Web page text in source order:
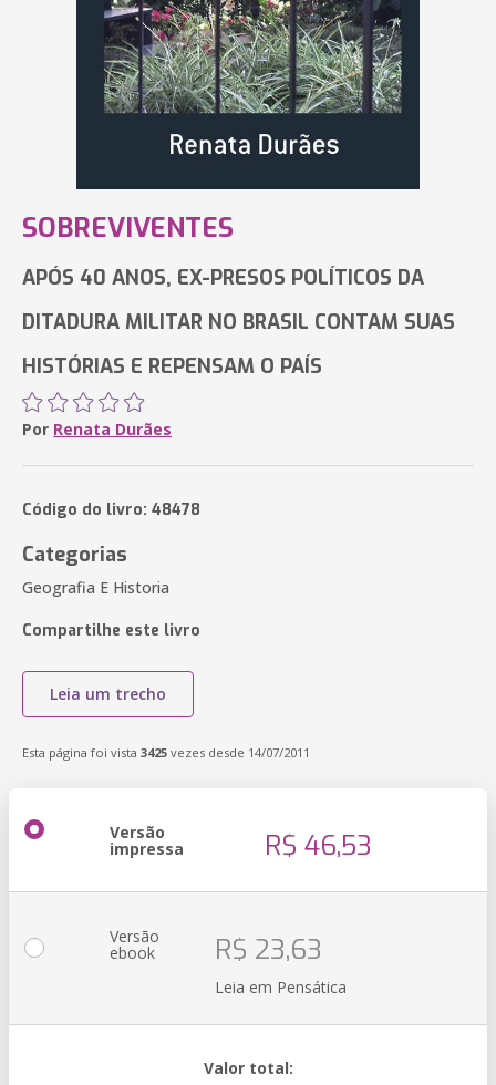
SOBREVIVENTES
APÓS 40 ANOS, EX-PRESOS POLÍTICOS DA
DITADURA MILITAR NO BRASIL CONTAM SUAS
HISTÓRIAS E REPENSAM O PAÍS
Por Renata Durães
Código do livro: 48478
Categorias
Geografia E Historia
Compartilhe este livro
Leia um trecho
Esta página foi vista 3425 vezes desde 14/07/2011
Versão
impressa R$ 46,53
Versão
ebook R$ 23,63
Leia em Pensática
Valor total: